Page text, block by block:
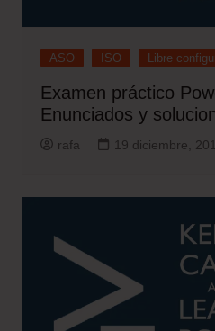
ASO ISO Libre
Examen práctico
Enunciados y
rafa 19 diciembre,